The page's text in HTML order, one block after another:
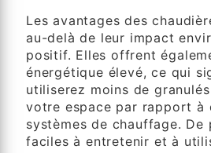
Les avantages des
au-delà de leur impact
positif. Elles offrent
énergétique élevé, ce qui
utiliserez moins de
votre espace par rapport à
systèmes de chauffage. De
faciles à entretenir et à